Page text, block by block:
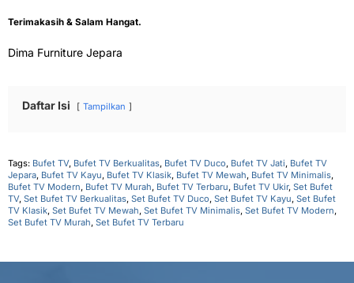
Terimakasih & Salam Hangat.
Dima Furniture Jepara
Daftar Isi Tampilkan
Tags: Bufet TV, Bufet TV Berkualitas, Bufet TV Duco, Bufet TV Jati, Bufet TV
Jepara, Bufet TV Kayu, Bufet TV Klasik, Bufet TV Mewah, Bufet TV Minimalis,
Bufet TV Modern, Bufet TV Murah, Bufet TV Terbaru, Bufet TV Ukir, Set Bufet
TV, Set Bufet TV Berkualitas, Set Bufet TV Duco, Set Bufet TV Kayu, Set Bufet
TV Klasik, Set Bufet TV Mewah, Set Bufet TV Minimalis, Set Bufet TV Modern,
Set Bufet TV Murah, Set Bufet TV Terbaru